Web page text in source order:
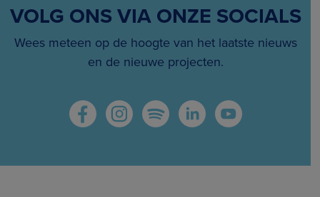
VOLG ONS VIA ONZE SOCIALS
Wees meteen op de hoogte van het laatste nieuws
en de nieuwe projecten.